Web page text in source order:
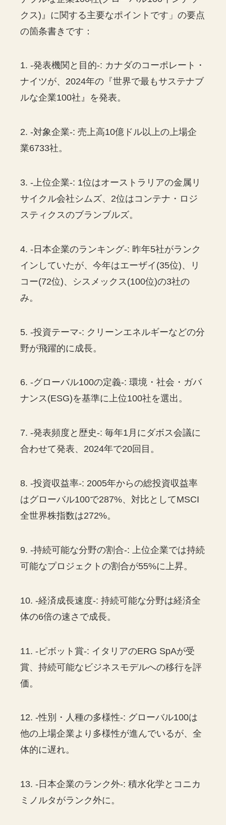
クス)』に関する主要なポイントです」の要点
の箇条書きです：
1. -発表機関と目的-: カナダのコーポレート・
ナイツが、2024年の『世界で最もサステナブ
ルな企業100社』を発表。
2. -対象企業-: 売上高10億ドル以上の上場企
業6733社。
3. -上位企業-: 1位はオーストラリアの金属リ
サイクル会社シムズ、2位はコンテナ・ロジ
スティクスのブランブルズ。
4. -日本企業のランキング-: 昨年5社がランク
インしていたが、今年はエーザイ(35位)、リ
コー(72位)、シスメックス(100位)の3社の
み。
5. -投資テーマ-: クリーンエネルギーなどの分
野が飛躍的に成長。
6. -グローバル100の定義-: 環境・社会・ガバ
ナンス(ESG)を基準に上位100社を選出。
7. -発表頻度と歴史-: 毎年1月にダボス会議に
合わせて発表、2024年で20回目。
8. -投資収益率-: 2005年からの総投資収益率
はグローバル100で287%、対比としてMSCI
全世界株指数は272%。
9. -持続可能な分野の割合-: 上位企業では持続
可能なプロジェクトの割合が55%に上昇。
10. -経済成長速度-: 持続可能な分野は経済全
体の6倍の速さで成長。
11. -ピボット賞-: イタリアのERG SpAが受
賞、持続可能なビジネスモデルへの移行を評
価。
12. -性別・人種の多様性-: グローバル100は
他の上場企業より多様性が進んでいるが、全
体的に遅れ。
13. -日本企業のランク外-: 積水化学とコニカ
ミノルタがランク外に。